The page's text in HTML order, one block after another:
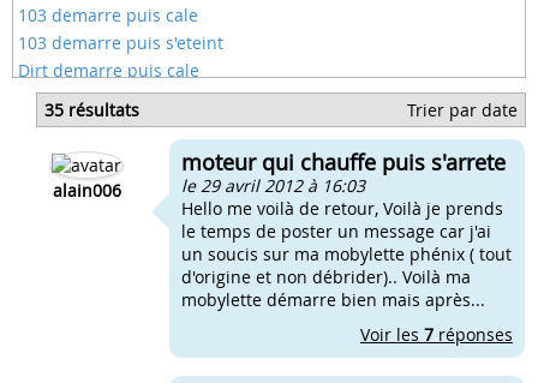
103 demarre puis cale
103 demarre puis s'eteint
Dirt demarre puis cale
Ma moto démare puis
Scooter démarre puis s'éteint
Scooter demarre puis s'etouffe
Probleme mobylette s'arrete quand j'accelere
35 résultats Trier par date
alain006
moteur qui chauffe puis s'arrete
le 29 avril 2012 à 16:03
Hello me voilà de retour, Voilà je prends
le temps de poster un message car j'ai
un soucis sur ma mobylette phénix ( tout
d'origine et non débrider).. Voilà ma
mobylette démarre bien mais après...
Voir les 7 réponses